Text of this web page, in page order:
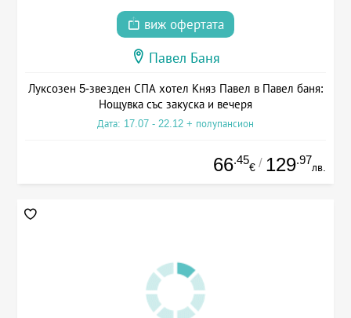
виж офертата
Павел Баня
Луксозен 5-звезден СПА хотел Княз Павел в Павел баня:
Нощувка със закуска и вечеря
Дата: 17.07 - 22.12 + полупансион
66.45
€ / 129.97
лв.